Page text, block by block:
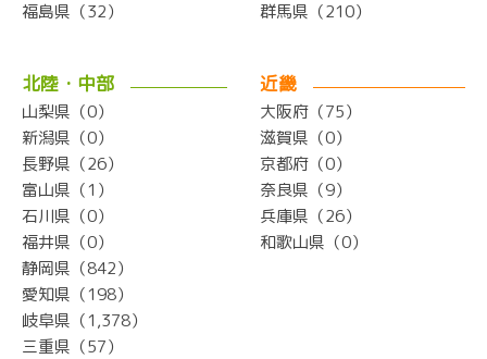
福島県（32） 群馬県（210）
北陸・中部
山梨県（0）
新潟県（0）
長野県（26）
富山県（1）
石川県（0）
福井県（0）
静岡県（842）
愛知県（198）
岐阜県（1,378）
三重県（57）
近畿
大阪府（75）
滋賀県（0）
京都府（0）
奈良県（9）
兵庫県（26）
和歌山県（0）